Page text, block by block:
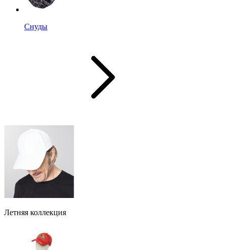
Снуды
Летняя коллекция